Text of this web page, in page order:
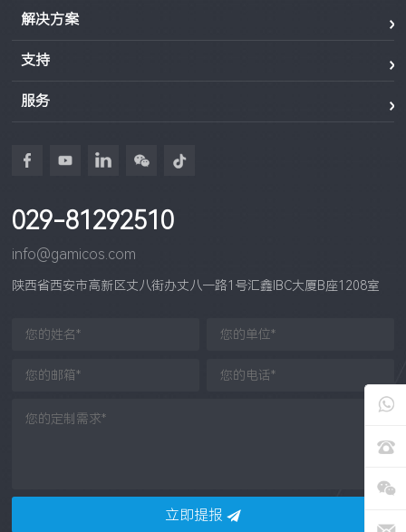
解决方案
支持
服务
029-81292510
info@gamicos.com
陕西省西安市高新区丈八街办丈八一路1号汇鑫IBC大厦B座1208室
立即提报